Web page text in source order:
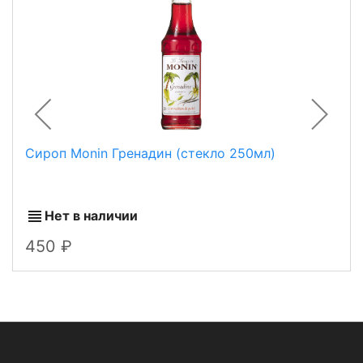
Сироп Monin Гренадин (стекло 250мл)
Нет в наличии
450